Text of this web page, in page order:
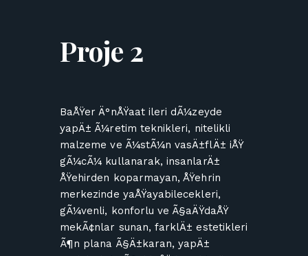
Proje 2
BaÅŸer Ä°nÅŸaat ileri dÃ¼zeyde
yapÄ± Ã¼retim teknikleri, nitelikli
malzeme ve Ã¼stÃ¼n vasÄ±flÄ± iÅŸ
gÃ¼cÃ¼ kullanarak, insanlarÄ±
ÅŸehirden koparmayan, ÅŸehrin
merkezinde yaÅŸayabilecekleri,
gÃ¼venli, konforlu ve Ã§aÄŸdaÅŸ
mekÃ¢nlar sunan, farklÄ± estetikleri
Ã¶n plana Ã§Ä±karan, yapÄ±